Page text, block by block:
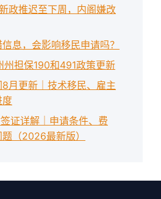
政推迟至下周，内阁嫌改
息，会影响移民申请吗？
担保190和491政策更新
月更新｜技术移民、雇主
度
证详解｜申请条件、费
（2026最新版）